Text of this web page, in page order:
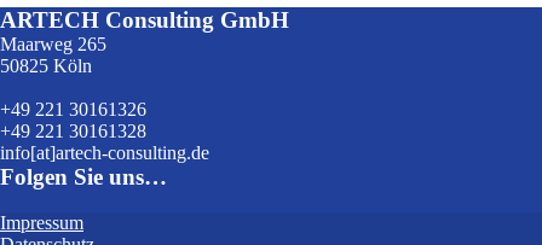
ARTECH Consulting GmbH
Maarweg 265
50825 Köln
+49 221 30161326
+49 221 30161328
info[at]artech-consulting.de
Folgen Sie uns…
Impressum